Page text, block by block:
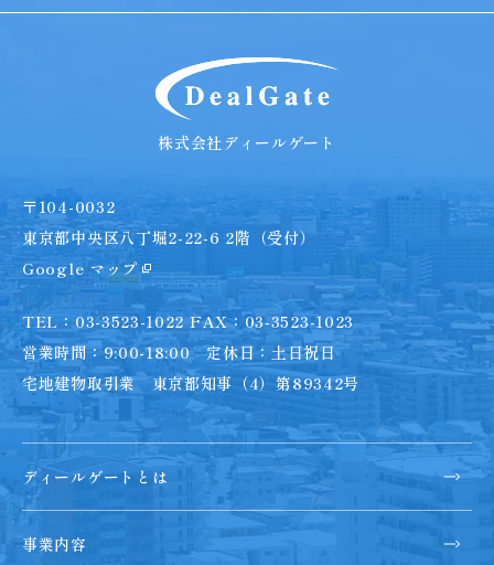
株式会社ディールゲート
〒104-0032
東京都中央区八丁堀2-22-6 2階（受付）
Google マップ
TEL：03-3523-1022 FAX：03-3523-1023
営業時間：9:00-18:00 定休日：土日祝日
宅地建物取引業 東京都知事（4）第89342号
ディールゲートとは
事業内容